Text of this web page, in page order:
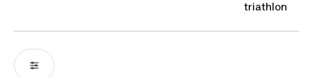
triathlon